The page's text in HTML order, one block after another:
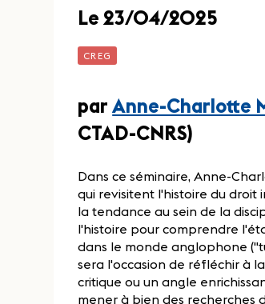
Le 23/04/2025
CREG
parAnne-Charlotte
CTAD-CNRS)
Dans ce séminaire, Anne-
qui revisitent l'histoire du
la tendance au sein de la
l'histoire pour comprendre
dans le monde anglophone
sera l'occasion de réfléchir à
critique ou un angle
mener à bien des recherches